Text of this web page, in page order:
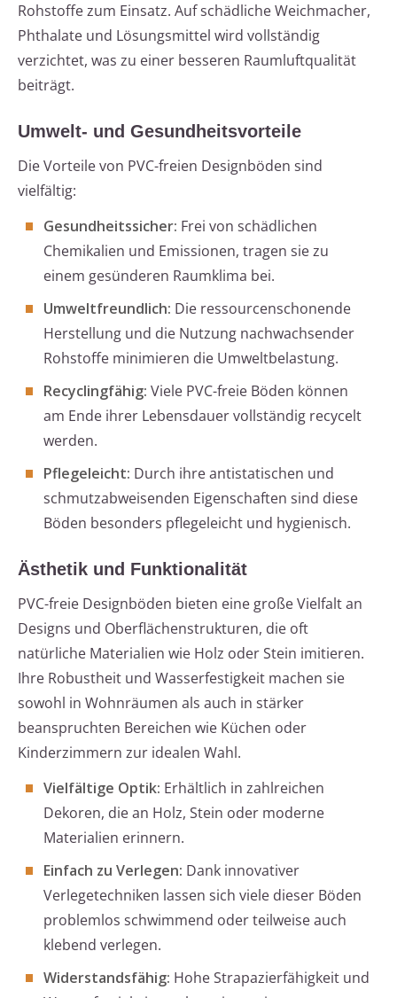
Rohstoffe zum Einsatz. Auf schädliche Weichmacher,
Phthalate und Lösungsmittel wird vollständig
verzichtet, was zu einer besseren Raumluftqualität
beiträgt.
Umwelt- und Gesundheitsvorteile
Die Vorteile von PVC-freien Designböden sind
vielfältig:
Gesundheitssicher: Frei von schädlichen
Chemikalien und Emissionen, tragen sie zu
einem gesünderen Raumklima bei.
Umweltfreundlich: Die ressourcenschonende
Herstellung und die Nutzung nachwachsender
Rohstoffe minimieren die Umweltbelastung.
Recyclingfähig: Viele PVC-freie Böden können
am Ende ihrer Lebensdauer vollständig recycelt
werden.
Pflegeleicht: Durch ihre antistatischen und
schmutzabweisenden Eigenschaften sind diese
Böden besonders pflegeleicht und hygienisch.
Ästhetik und Funktionalität
PVC-freie Designböden bieten eine große Vielfalt an
Designs und Oberflächenstrukturen, die oft
natürliche Materialien wie Holz oder Stein imitieren.
Ihre Robustheit und Wasserfestigkeit machen sie
sowohl in Wohnräumen als auch in stärker
beanspruchten Bereichen wie Küchen oder
Kinderzimmern zur idealen Wahl.
Vielfältige Optik: Erhältlich in zahlreichen
Dekoren, die an Holz, Stein oder moderne
Materialien erinnern.
Einfach zu Verlegen: Dank innovativer
Verlegetechniken lassen sich viele dieser Böden
problemlos schwimmend oder teilweise auch
klebend verlegen.
Widerstandsfähig: Hohe Strapazierfähigkeit und